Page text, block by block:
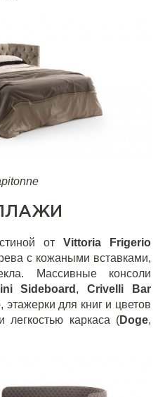
от Vittoria Frigerio
с кожаными вставками,
Массивные консоли
Sideboard ,Crivelli Bar
этажерки для книг и цветов
легкостью каркаса (Doge,